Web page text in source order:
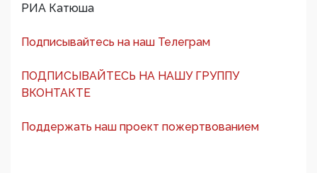
РИА Катюша
Подписывайтесь на наш Телеграм
ПОДПИСЫВАЙТЕСЬ НА НАШУ ГРУППУ
ВКОНТАКТЕ
Поддержать наш проект пожертвованием